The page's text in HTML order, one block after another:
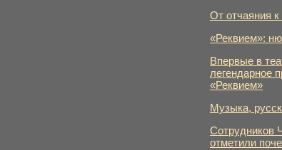
От отчаяния
«Реквием»:
Впервые в
легендарное
«Реквием»
Музыка,
Сотрудников
отметили